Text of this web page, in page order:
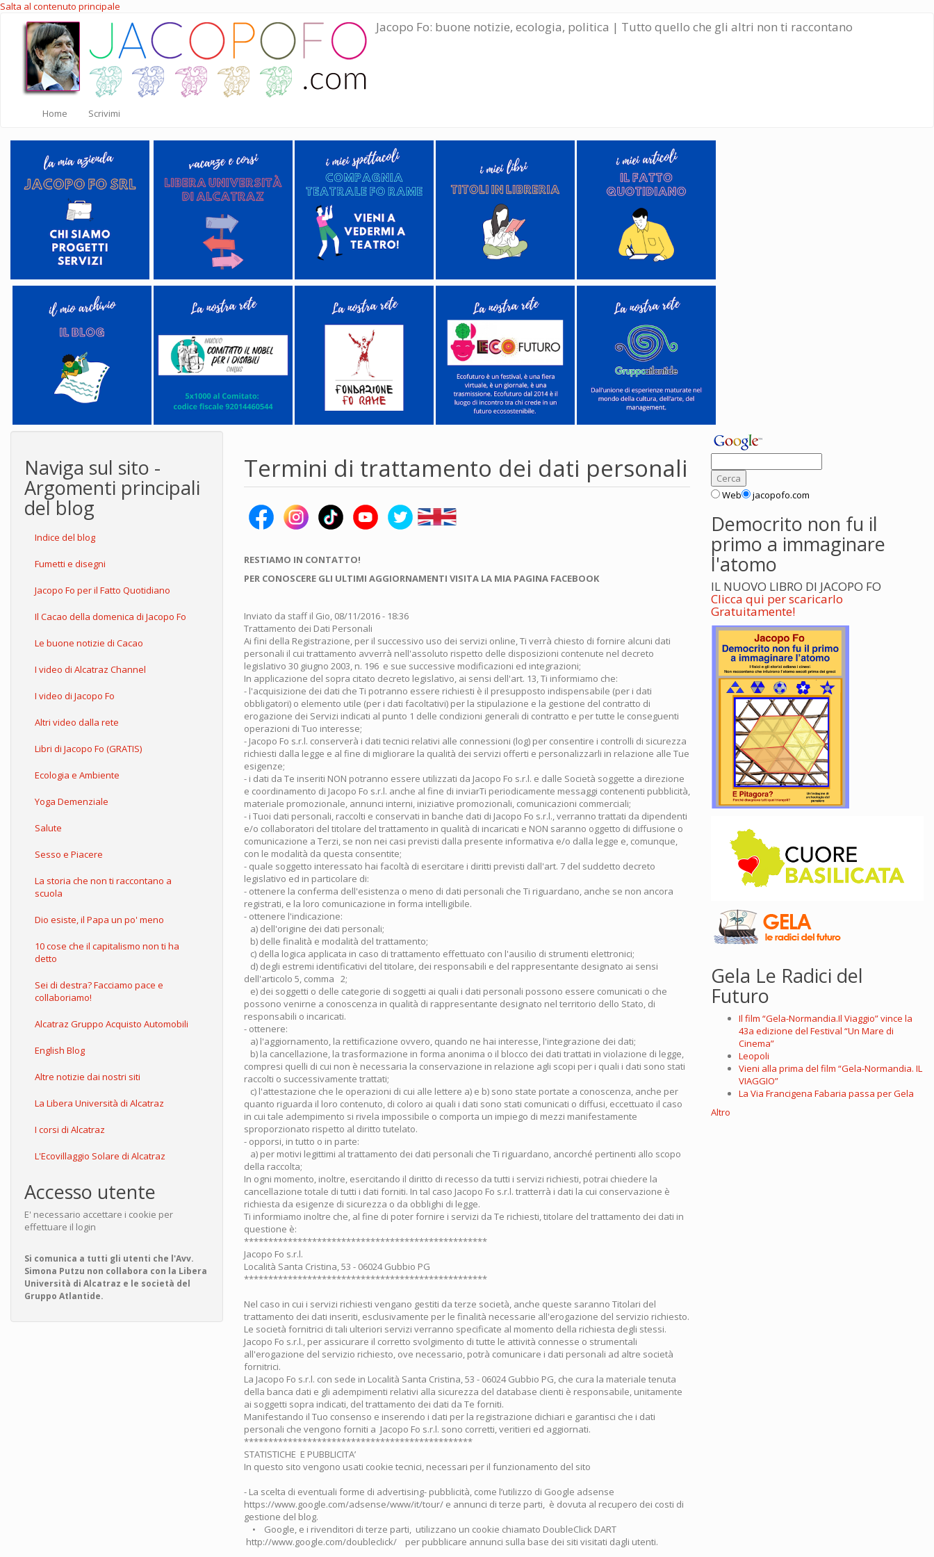
Salta al contenuto principale
Jacopo Fo: buone notizie, ecologia, politica | Tutto quello che gli altri non ti raccontano
Home Scrivimi
Naviga sul sito -
Argomenti principali
del blog
Indice del blog
Fumetti e disegni
Jacopo Fo per il Fatto Quotidiano
Il Cacao della domenica di Jacopo Fo
Le buone notizie di Cacao
I video di Alcatraz Channel
I video di Jacopo Fo
Altri video dalla rete
Libri di Jacopo Fo (GRATIS)
Ecologia e Ambiente
Yoga Demenziale
Salute
Sesso e Piacere
La storia che non ti raccontano a
scuola
Dio esiste, il Papa un po' meno
10 cose che il capitalismo non ti ha
detto
Sei di destra? Facciamo pace e
collaboriamo!
Alcatraz Gruppo Acquisto Automobili
English Blog
Altre notizie dai nostri siti
La Libera Università di Alcatraz
I corsi di Alcatraz
L'Ecovillaggio Solare di Alcatraz
Accesso utente
E' necessario accettare i cookie per
effettuare il login
Si comunica a tutti gli utenti che l'Avv.
Simona Putzu non collabora con la Libera
Università di Alcatraz e le società del
Gruppo Atlantide.
Termini di trattamento dei dati personali
RESTIAMO IN CONTATTO!
PER CONOSCERE GLI ULTIMI AGGIORNAMENTI VISITA LA MIA PAGINA FACEBOOK
Inviato da staffil Gio, 08/11/2016 - 18:36
Trattamento dei Dati Personali
Ai fini della Registrazione, per il successivo uso dei servizi online, Ti verrà chiesto di fornire alcuni dati
personali il cui trattamento avverrà nell'assoluto rispetto delle disposizioni contenute nel decreto
legislativo 30 giugno 2003, n. 196 e sue successive modificazioni ed integrazioni;
In applicazione del sopra citato decreto legislativo, ai sensi dell'art. 13, Ti informiamo che:
- l'acquisizione dei dati che Ti potranno essere richiesti è il presupposto indispensabile (per i dati
obbligatori) o elemento utile (per i dati facoltativi) per la stipulazione e la gestione del contratto di
erogazione dei Servizi indicati al punto 1 delle condizioni generali di contratto e per tutte le conseguenti
operazioni di Tuo interesse;
- Jacopo Fo s.r.l. conserverà i dati tecnici relativi alle connessioni (log) per consentire i controlli di sicurezza
richiesti dalla legge e al fine di migliorare la qualità dei servizi offerti e personalizzarli in relazione alle Tue
esigenze;
- i dati da Te inseriti NON potranno essere utilizzati da Jacopo Fo s.r.l. e dalle Società soggette a direzione
e coordinamento di Jacopo Fo s.r.l. anche al fine di inviarTi periodicamente messaggi contenenti pubblicità,
materiale promozionale, annunci interni, iniziative promozionali, comunicazioni commerciali;
- i Tuoi dati personali, raccolti e conservati in banche dati di Jacopo Fo s.r.l., verranno trattati da dipendenti
e/o collaboratori del titolare del trattamento in qualità di incaricati e NON saranno oggetto di diffusione o
comunicazione a Terzi, se non nei casi previsti dalla presente informativa e/o dalla legge e, comunque,
con le modalità da questa consentite;
- quale soggetto interessato hai facoltà di esercitare i diritti previsti dall'art. 7 del suddetto decreto
legislativo ed in particolare di:
- ottenere la conferma dell'esistenza o meno di dati personali che Ti riguardano, anche se non ancora
registrati, e la loro comunicazione in forma intelligibile.
- ottenere l'indicazione:
a) dell'origine dei dati personali;
b) delle finalità e modalità del trattamento;
c) della logica applicata in caso di trattamento effettuato con l'ausilio di strumenti elettronici;
d) degli estremi identificativi del titolare, dei responsabili e del rappresentante designato ai sensi
dell'articolo 5, comma 2;
e) dei soggetti o delle categorie di soggetti ai quali i dati personali possono essere comunicati o che
possono venirne a conoscenza in qualità di rappresentante designato nel territorio dello Stato, di
responsabili o incaricati.
- ottenere:
a) l'aggiornamento, la rettificazione ovvero, quando ne hai interesse, l'integrazione dei dati;
b) la cancellazione, la trasformazione in forma anonima o il blocco dei dati trattati in violazione di legge,
compresi quelli di cui non è necessaria la conservazione in relazione agli scopi per i quali i dati sono stati
raccolti o successivamente trattati;
c) l'attestazione che le operazioni di cui alle lettere a) e b) sono state portate a conoscenza, anche per
quanto riguarda il loro contenuto, di coloro ai quali i dati sono stati comunicati o diffusi, eccettuato il caso
in cui tale adempimento si rivela impossibile o comporta un impiego di mezzi manifestamente
sproporzionato rispetto al diritto tutelato.
- opporsi, in tutto o in parte:
a) per motivi legittimi al trattamento dei dati personali che Ti riguardano, ancorché pertinenti allo scopo
della raccolta;
In ogni momento, inoltre, esercitando il diritto di recesso da tutti i servizi richiesti, potrai chiedere la
cancellazione totale di tutti i dati forniti. In tal caso Jacopo Fo s.r.l. tratterrà i dati la cui conservazione è
richiesta da esigenze di sicurezza o da obblighi di legge.
Ti informiamo inoltre che, al fine di poter fornire i servizi da Te richiesti, titolare del trattamento dei dati in
questione è:
**************************************************
Jacopo Fo s.r.l.
Località Santa Cristina, 53 - 06024 Gubbio PG
**************************************************
Nel caso in cui i servizi richiesti vengano gestiti da terze società, anche queste saranno Titolari del
trattamento dei dati inseriti, esclusivamente per le finalità necessarie all'erogazione del servizio richiesto.
Le società fornitrici di tali ulteriori servizi verranno specificate al momento della richiesta degli stessi.
Jacopo Fo s.r.l., per assicurare il corretto svolgimento di tutte le attività connesse o strumentali
all'erogazione del servizio richiesto, ove necessario, potrà comunicare i dati personali ad altre società
fornitrici.
La Jacopo Fo s.r.l. con sede in Località Santa Cristina, 53 - 06024 Gubbio PG, che cura la materiale tenuta
della banca dati e gli adempimenti relativi alla sicurezza del database clienti è responsabile, unitamente
ai soggetti sopra indicati, del trattamento dei dati da Te forniti.
Manifestando il Tuo consenso e inserendo i dati per la registrazione dichiari e garantisci che i dati
personali che vengono forniti a Jacopo Fo s.r.l. sono corretti, veritieri ed aggiornati.
***********************************************
STATISTICHE E PUBBLICITA’
In questo sito vengono usati cookie tecnici, necessari per il funzionamento del sito
- La scelta di eventuali forme di advertising- pubblicità, come l’utilizzo di Google adsense
https://www.google.com/adsense/www/it/tour/ e annunci di terze parti, è dovuta al recupero dei costi di
gestione del blog.
• Google, e i rivenditori di terze parti, utilizzano un cookie chiamato DoubleClick DART
http://www.google.com/doubleclick/ per pubblicare annunci sulla base dei siti visitati dagli utenti.
Web jacopofo.com
Democrito non fu il
primo a immaginare
l'atomo
IL NUOVO LIBRO DI JACOPO FO
Clicca qui per scaricarlo
Gratuitamente!
Gela Le Radici del
Futuro
Il film “Gela-Normandia.Il Viaggio” vince la
43a edizione del Festival “Un Mare di
Cinema”
Leopoli
Vieni alla prima del film “Gela-Normandia. IL
VIAGGIO”
La Via Francigena Fabaria passa per Gela
Altro